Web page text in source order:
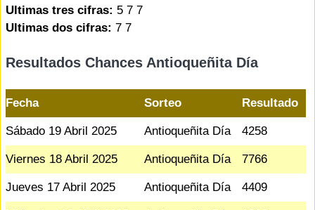
Ultimas tres cifras: 5 7 7
Ultimas dos cifras: 7 7
Resultados Chances Antioqueñita Día
Fecha Sorteo Resultado
Sábado 19 Abril 2025 Antioqueñita Día 4258
Viernes 18 Abril 2025 Antioqueñita Día 7766
Jueves 17 Abril 2025 Antioqueñita Día 4409